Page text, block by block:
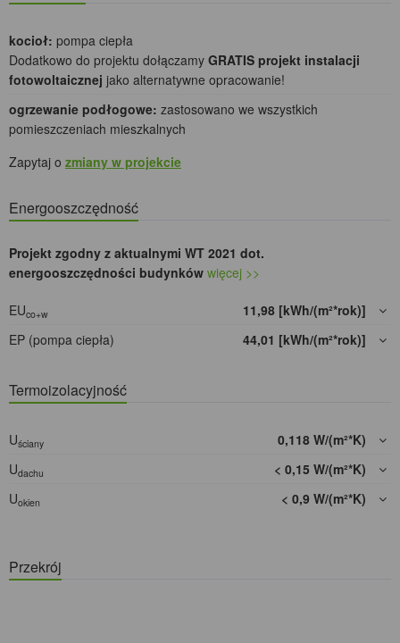
kocioł: pompa ciepła
Dodatkowo do projektu dołączamy GRATIS projekt instalacji
fotowoltaicznej jako alternatywne opracowanie!
ogrzewanie podłogowe: zastosowano we wszystkich
pomieszczeniach mieszkalnych
Zapytaj o zmiany w projekcie
Energooszczędność
Projekt zgodny z aktualnymi WT 2021 dot.
energooszczędności budynków więcej >>
EUco+w
11,98 [kWh/(m²*rok)]
EP (pompa ciepła)
44,01 [kWh/(m²*rok)]
Termoizolacyjność
Uściany
0,118 W/(m²*K)
Udachu
< 0,15 W/(m²*K)
Uokien < 0,9 W/(m²*K)
Przekrój